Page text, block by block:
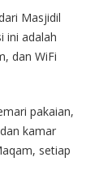
Masjidil
ini adalah
dan WiFi
pakaian,
kamar
setiap